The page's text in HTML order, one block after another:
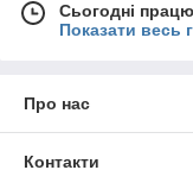
Сьогодні
Показати весь
Про нас
Контакти